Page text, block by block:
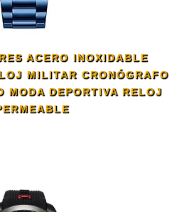
ACERO INOXIDABLE
MILITAR CRONÓGRAFO
MODA DEPORTIVA RELOJ